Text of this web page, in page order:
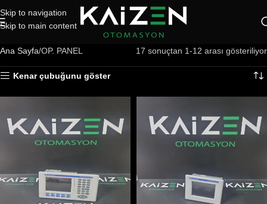
Skip to navigation
Skip to main content
Ana Sayfa OP. PANEL 17 sonuçtan 1-12 arası gösteriliyor
Kenar çubuğunu göster